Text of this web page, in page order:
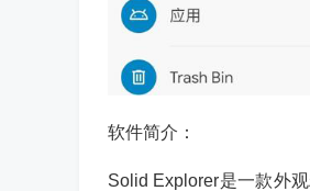
软件简介：
Solid Explorer是一款外